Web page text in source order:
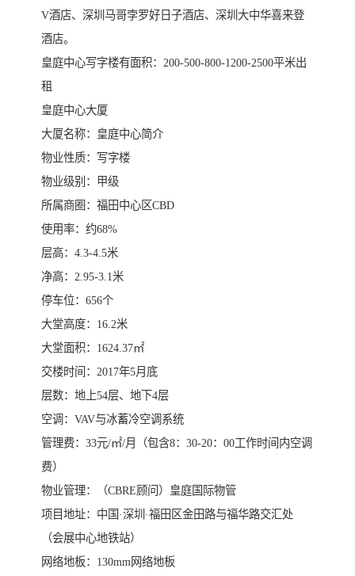
V酒店、深圳马哥孛罗好日子酒店、深圳大中华喜来登
酒店。
皇庭中心写字楼有面积：200-500-800-1200-2500平米出
租
皇庭中心大厦
大厦名称：皇庭中心简介
物业性质：写字楼
物业级别：甲级
所属商圈：福田中心区CBD
使用率：约68%
层高：4.3-4.5米
净高：2.95-3.1米
停车位：656个
大堂高度：16.2米
大堂面积：1624.37㎡
交楼时间：2017年5月底
层数：地上54层、地下4层
空调：VAV与冰蓄冷空调系统
管理费：33元/㎡/月（包含8：30-20：00工作时间内空调
费）
物业管理：（CBRE顾问）皇庭国际物管
项目地址：中国·深圳·福田区金田路与福华路交汇处
（会展中心地铁站）
网络地板：130mm网络地板